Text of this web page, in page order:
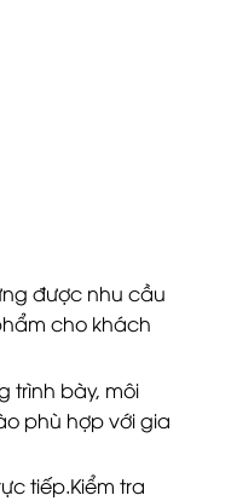
được nhu cầu
cho khách
trình bày, môi
phù hợp với gia
tiếp.Kiểm tra